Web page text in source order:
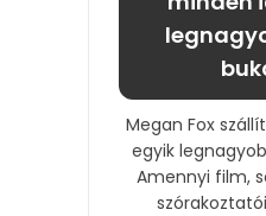
Megan Fox
egyik
Amennyi film,